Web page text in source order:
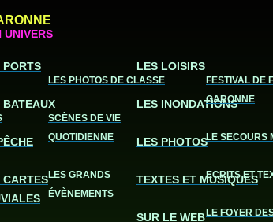
LES PHOTOS DE CLASSE
SCÈNES DE VIE
QUOTIDIENNE
LES GRANDS
ÉVÈNEMENTS
FESTIVAL DE
GARONNE
LE SECOURS
ECRITS ET
LE FOYER
UNIVERS
PORTS
BATEAUX
CARTES
LES LOISIRS
LES INONDATIONS
LES PHOTOS
TEXTES ET MUSIQUES
SUR LE WEB